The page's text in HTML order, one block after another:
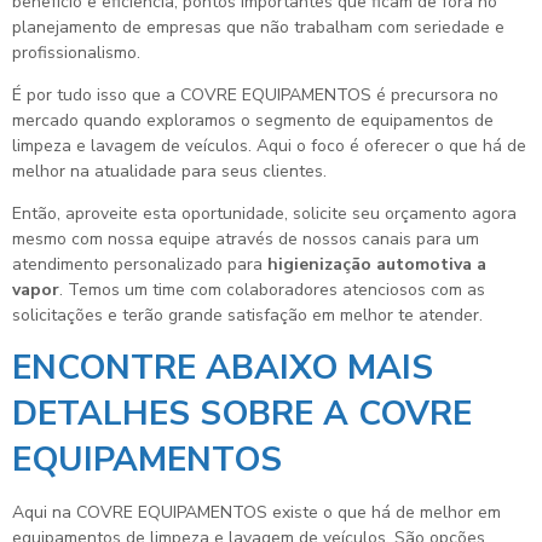
planejamento de empresas que não trabalham com seriedade e
profissionalismo.
É por tudo isso que a COVRE EQUIPAMENTOS é precursora no
mercado quando exploramos o segmento de equipamentos de
limpeza e lavagem de veículos. Aqui o foco é oferecer o que há de
melhor na atualidade para seus clientes.
Então, aproveite esta oportunidade, solicite seu orçamento agora
mesmo com nossa equipe através de nossos canais para um
atendimento personalizado para higienização automotiva a
vapor. Temos um time com colaboradores atenciosos com as
solicitações e terão grande satisfação em melhor te atender.
ENCONTRE ABAIXO MAIS
DETALHES SOBRE A COVRE
EQUIPAMENTOS
Aqui na COVRE EQUIPAMENTOS existe o que há de melhor em
equipamentos de limpeza e lavagem de veículos. São opções